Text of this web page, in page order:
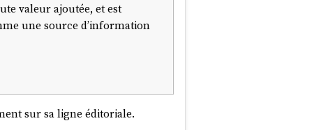
valeur ajoutée, et est
une source d’information
sur sa ligne éditoriale.